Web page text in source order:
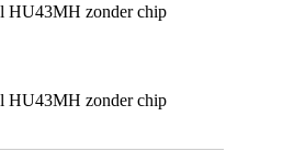
HU43MH zonder chip
HU43MH zonder chip